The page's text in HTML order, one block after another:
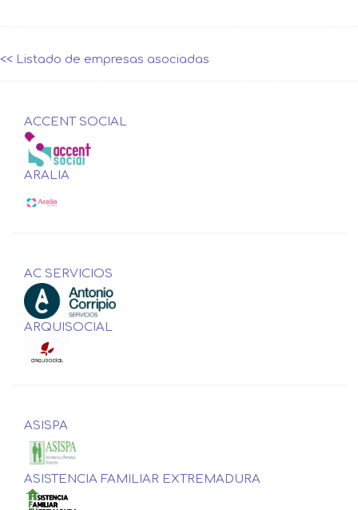
<< Listado de empresas asociadas
ACCENT SOCIAL
ARALIA
AC SERVICIOS
ARQUISOCIAL
ASISPA
ASISTENCIA FAMILIAR EXTREMADURA